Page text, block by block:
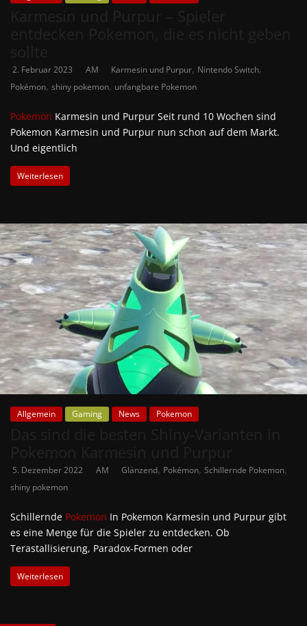
2. Februar 2023 AM Karmesin und Purpur, Nintendo Switch,
Pokémon, shiny pokemon, unfangbare Pokemon
Pokemon Karmesin und Purpur Seit rund 10 Wochen sind
Pokemon Karmesin und Purpur nun schon auf dem Markt.
Und eigentlich
Weiterlesen
Allgemein Gaming News Pokemon
5. Dezember 2022 AM Glänzend, Pokémon, Schillernde Pokemon,
shiny pokemon
Schillernde Pokemon In Pokemon Karmesin und Purpur gibt
es eine Menge für die Spieler zu entdecken. Ob
Terastallisierung, Paradox-Formen oder
Weiterlesen